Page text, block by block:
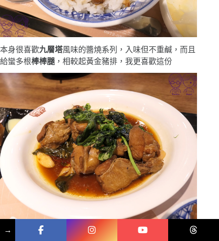
本身很喜歡九層塔風味的醬燒系列，入味但不重鹹，而且
給蠻多根棒棒腿 ，相較起黃金豬排，我更喜歡這份
弟弟很喜歡啃
→